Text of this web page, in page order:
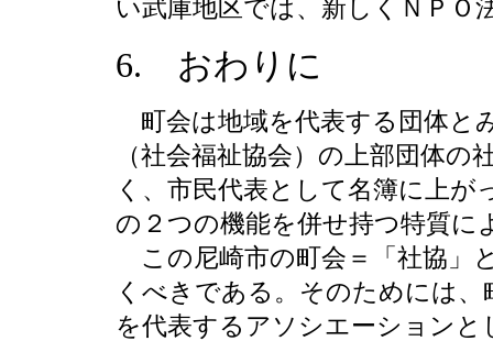
い武庫地区では、新しくＮＰＯ
6. おわりに
町会は地域を代表する団体と
（社会福祉協会）の上部団体
く、市民代表として名簿に上
の２つの機能を併せ持つ特質に
この尼崎市の町会＝「社協」
くべきである。そのためには
を代表するアソシエーション